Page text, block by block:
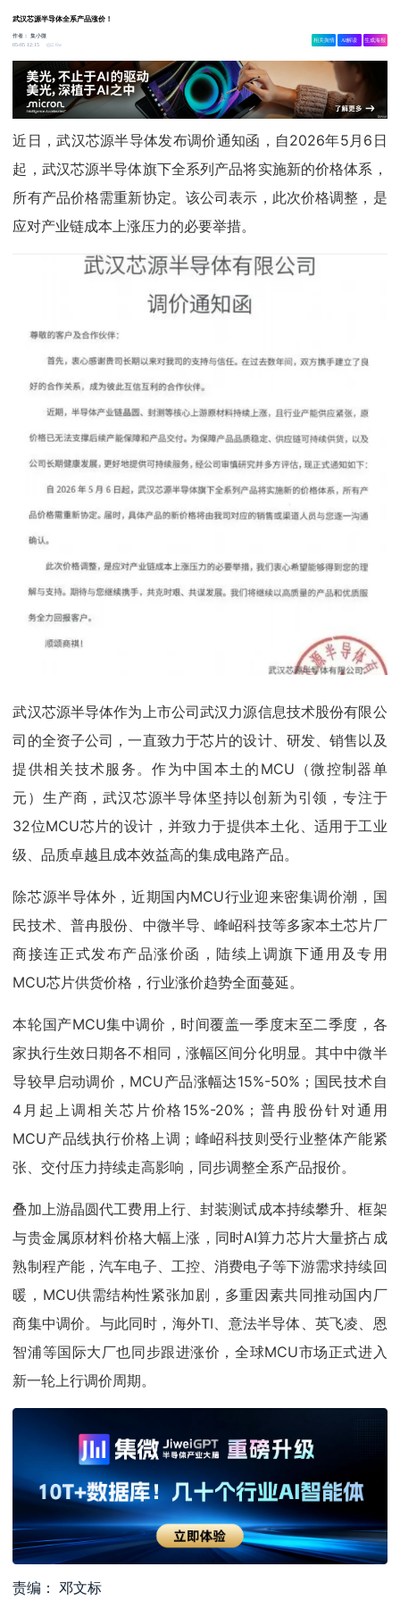
武汉芯源半导体全系产品涨价！
作者：集小微
05-05 12:15
2.6w
相关舆情 AI解读 生成海报
近日，武汉芯源半导体发布调价通知函，自2026年5月6日
起，武汉芯源半导体旗下全系列产品将实施新的价格体系，
所有产品价格需重新协定。该公司表示，此次价格调整，是
应对产业链成本上涨压力的必要举措。
武汉芯源半导体作为上市公司武汉力源信息技术股份有限公
司的全资子公司，一直致力于芯片的设计、研发、销售以及
提供相关技术服务。作为中国本土的MCU（微控制器单
元）生产商，武汉芯源半导体坚持以创新为引领，专注于
32位MCU芯片的设计，并致力于提供本土化、适用于工业
级、品质卓越且成本效益高的集成电路产品。
除芯源半导体外，近期国内MCU行业迎来密集调价潮，国
民技术、普冉股份、中微半导、峰岹科技等多家本土芯片厂
商接连正式发布产品涨价函，陆续上调旗下通用及专用
MCU芯片供货价格，行业涨价趋势全面蔓延。
本轮国产MCU集中调价，时间覆盖一季度末至二季度，各
家执行生效日期各不相同，涨幅区间分化明显。其中中微半
导较早启动调价，MCU产品涨幅达15%-50%；国民技术自
4月起上调相关芯片价格15%-20%；普冉股份针对通用
MCU产品线执行价格上调；峰岹科技则受行业整体产能紧
张、交付压力持续走高影响，同步调整全系产品报价。
叠加上游晶圆代工费用上行、封装测试成本持续攀升、框架
与贵金属原材料价格大幅上涨，同时AI算力芯片大量挤占成
熟制程产能，汽车电子、工控、消费电子等下游需求持续回
暖，MCU供需结构性紧张加剧，多重因素共同推动国内厂
商集中调价。与此同时，海外TI、意法半导体、英飞凌、恩
智浦等国际大厂也同步跟进涨价，全球MCU市场正式进入
新一轮上行调价周期。
责编： 邓文标